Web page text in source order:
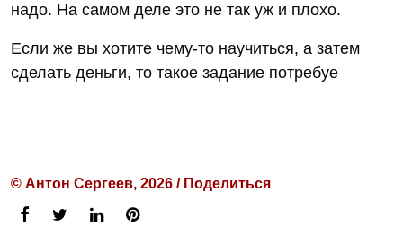
надо. На самом деле это не так уж и плохо.
Если же вы хотите чему-то научиться, а затем
сделать деньги, то такое задание потребуе
© Антон Сергеев, 2026 / Поделиться